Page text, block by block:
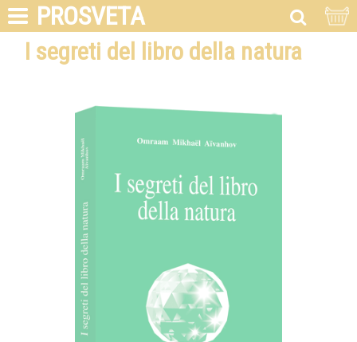
PROSVETA
I segreti del libro della natura